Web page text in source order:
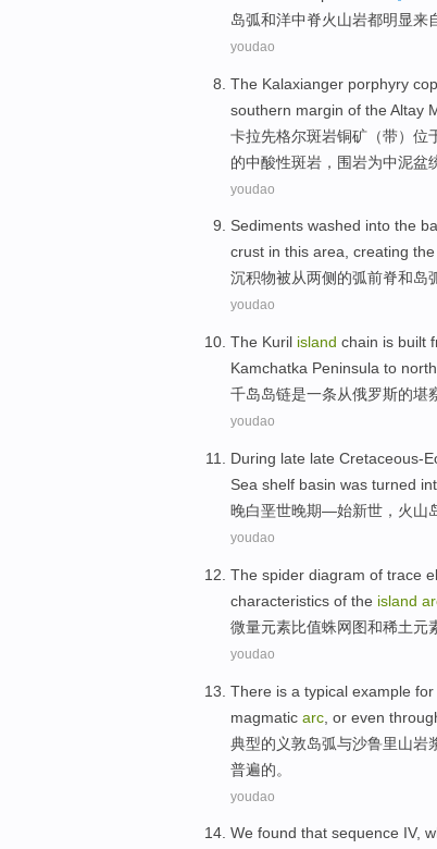
岛弧和洋中脊火山岩都明显来
youdao
The Kalaxianger porphyry
southern margin of the Altay
卡拉先格尔斑岩铜矿 （带） 位
的中酸性斑岩，围岩为中泥盆
youdao
Sediments washed into the
crust in this area, creating the
沉积物被从两侧 的弧前脊和岛
youdao
The Kuril island chain is built
Kamchatka Peninsula to
千岛岛链是一条从俄罗斯的堪
youdao
During late late Cretaceous-
Sea shelf basin was turned
晚白垩世晚期—始新世， 火山
youdao
The spider diagram of trace
characteristics of the island
微量元素比值蛛网 图和稀土元
youdao
There is a typical example for
magmatic arc , or even
典型的 义敦岛弧与沙鲁里山岩
普遍的。
youdao
We found that sequence IV,